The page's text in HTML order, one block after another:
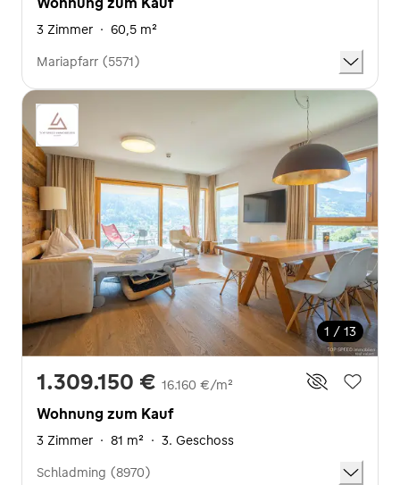
3 Zimmer · 60,5 m²
Mariapfarr (5571)
1 / 13
1.309.150 € 16.160 €/m²
Wohnung zum Kauf
3 Zimmer · 81 m² · 3. Geschoss
Schladming (8970)